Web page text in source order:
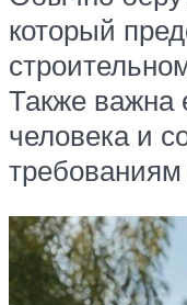
который
Также важна
человека и
требованиям